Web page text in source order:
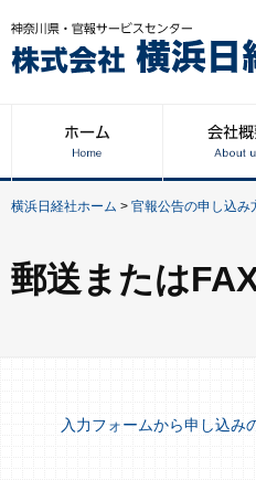
横浜日経社ホーム > 官報公告の申し込み
郵送または
入力フォームから申し込み